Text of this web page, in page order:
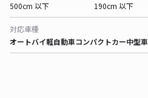
500cm 以下
190cm 以下
対応車種
オートバイ軽自動車コンパクトカー中型車